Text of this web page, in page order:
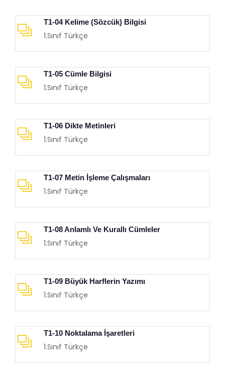
T1-04 Kelime (Sözcük) Bilgisi
1.Sınıf Türkçe
T1-05 Cümle Bilgisi
1.Sınıf Türkçe
T1-06 Dikte Metinleri
1.Sınıf Türkçe
T1-07 Metin İşleme Çalışmaları
1.Sınıf Türkçe
T1-08 Anlamlı Ve Kurallı Cümleler
1.Sınıf Türkçe
T1-09 Büyük Harflerin Yazımı
1.Sınıf Türkçe
T1-10 Noktalama İşaretleri
1.Sınıf Türkçe